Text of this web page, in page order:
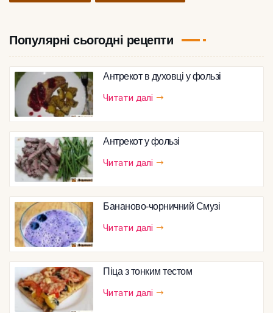
Популярні сьогодні рецепти
Антрекот в духовці у фользі
Читати далі
Антрекот у фользі
Читати далі
Бананово-чорничний Смузі
Читати далі
Піца з тонким тестом
Читати далі